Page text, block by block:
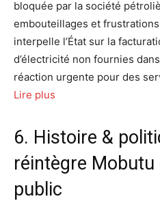
bloquée par la société
embouteillages et
interpelle l’État sur la
d’électricité non fournies
réaction urgente pour des
Lire plus
6. Histoire &
réintègre Mobutu
public